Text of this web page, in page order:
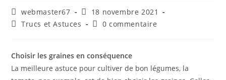
Auteur/autrice
de
webmaster67
Publication
publiée :
18 novembre 2021
PostTrucs et Astuces
Commentaires
publication :
0 commentaire
Choisir les graines en conséquence
La meilleure astuce pour cultiver de bon légumes, la